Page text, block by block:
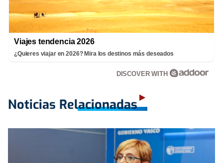
Viajes tendencia 2026
¿Quieres viajar en 2026? Mira los destinos más deseados
DISCOVER WITH
Noticias Relacionadas